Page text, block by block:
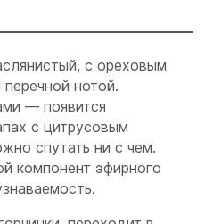
с ореховым
нотой.
— появится
с цитрусовым
спутать ни с чем.
компонент эфирного